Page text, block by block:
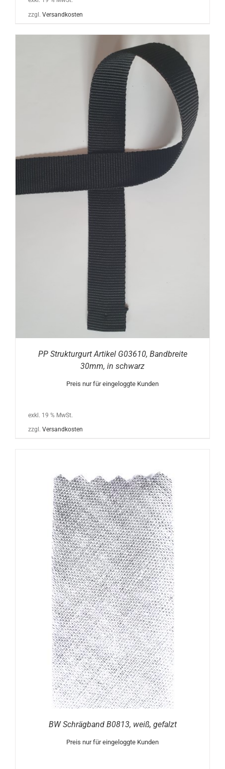
zzgl. Versandkosten
PP Strukturgurt Artikel G03610, Bandbreite
30mm, in schwarz
Preis nur für eingeloggte Kunden
exkl. 19 % MwSt.
zzgl. Versandkosten
BW Schrägband B0813, weiß, gefalzt
Preis nur für eingeloggte Kunden